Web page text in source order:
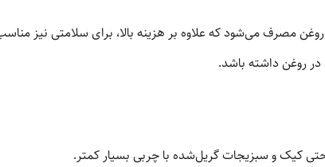
مصرف می‌شود که علاوه بر هزینه بالا، برای سلامتی نیز
روغن داشته باشد.
کیک و سبزیجات گریل‌شده با چربی بسیار کمتر.